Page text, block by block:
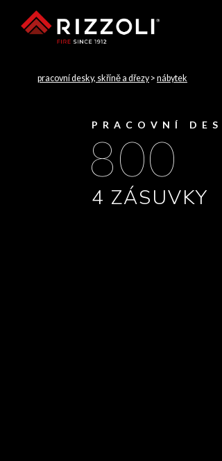
pracovní desky, skříně a dřezy > nábytek
PRACOVNÍ
800
4 ZÁSUVKY